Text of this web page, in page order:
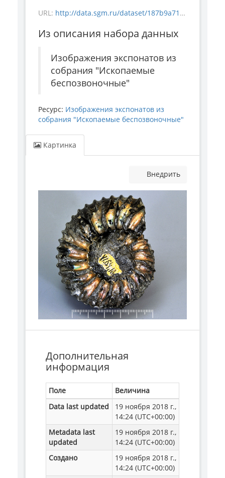
URL: http://data.sgm.ru/dataset/187b9a71-4c85-43ec-99fe-080bdf792007/resource/3270f9a9-918e-414b-8107-7775f20f7625/download/invertebrate_9902.jpg
Из описания набора данных
Изображения экспонатов из
собрания "Ископаемые
беспозвоночные"
Ресурс: Изображения экспонатов из
собрания "Ископаемые беспозвоночные"
Картинка
Внедрить
Дополнительная
информация
Поле
Величина
Data last updated
19 ноября 2018 г.,
14:24 (UTC+00:00)
Metadata last
updated
19 ноября 2018 г.,
14:24 (UTC+00:00)
Создано
19 ноября 2018 г.,
14:24 (UTC+00:00)